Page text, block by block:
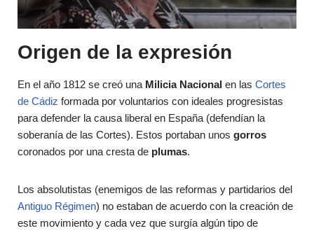
Origen de la expresión
En el año 1812 se creó una Milicia Nacional en las Cortes
de Cádiz formada por voluntarios con ideales progresistas
para defender la causa liberal en España (defendían la
soberanía de las Cortes). Estos portaban unos gorros
coronados por una cresta de plumas.
Los absolutistas (enemigos de las reformas y partidarios del
Antiguo Régimen) no estaban de acuerdo con la creación de
este movimiento y cada vez que surgía algún tipo de